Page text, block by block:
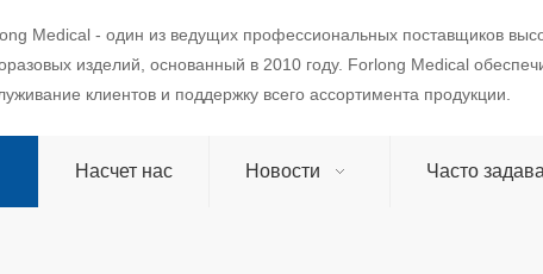
Medical - один из ведущих профессиональных поставщиков
изделий, основанный в 2010 году. Forlong Medical
клиентов и поддержку всего ассортимента продукции.
Насчет нас Новости Часто